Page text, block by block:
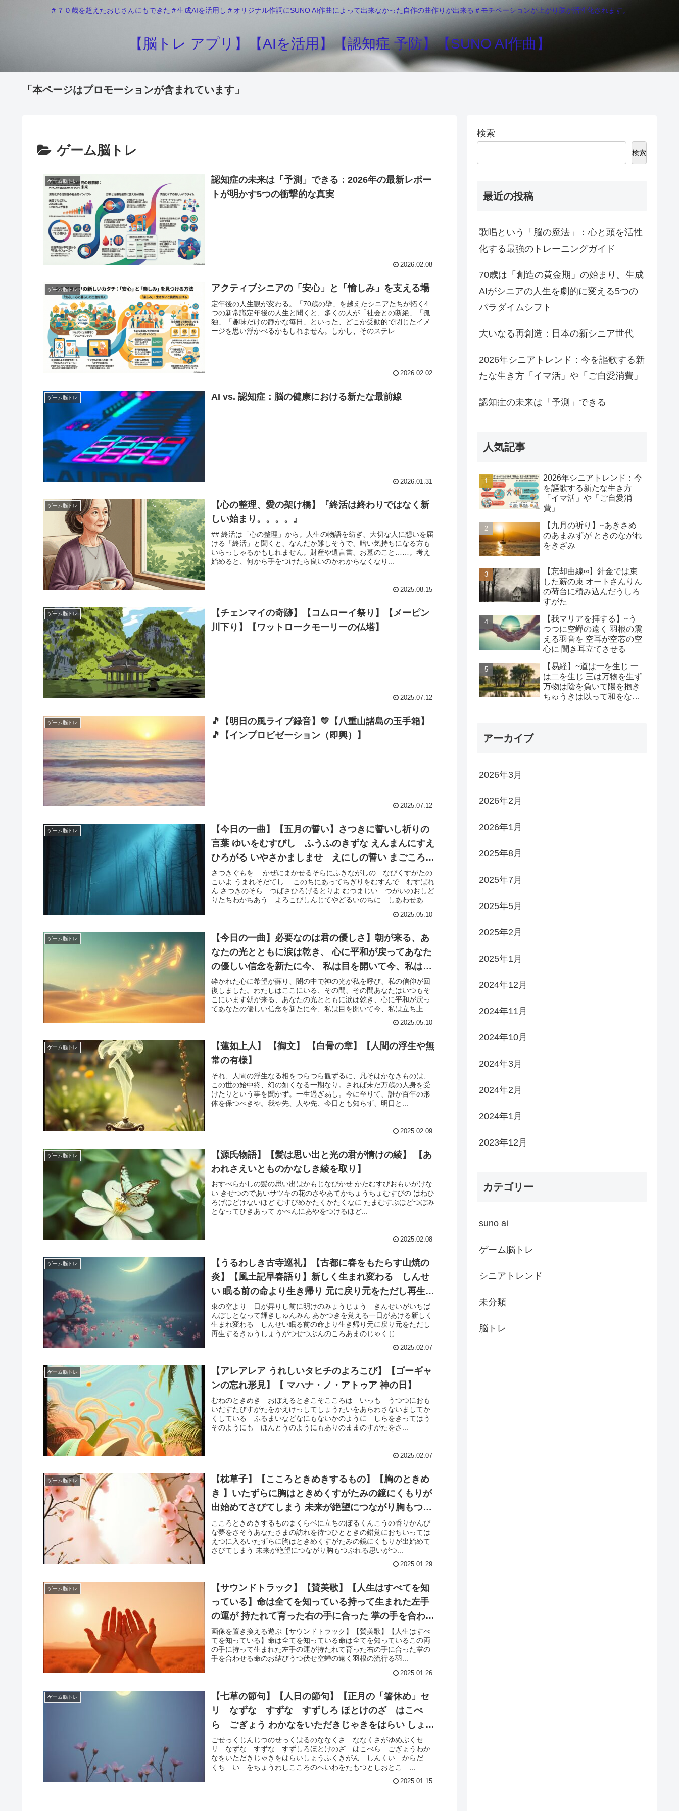
＃７０歳を超えたおじさんにもできた＃生成AIを活用し＃オリジナル作詞にSUNO AI作曲によって出来なかった自作の曲作りが出来る＃モチベーションが上がり脳が活性化されます。
【脳トレ アプリ】【AIを活用】【認知症 予防】【SUNO AI作曲】
「本ページはプロモーションが含まれています」
ゲーム脳トレ
ゲーム脳トレ
認知症の未来は「予測」できる：2026年の最新レポー
トが明かす5つの衝撃的な真実
2026.02.08
ゲーム脳トレ アクティブシニアの「安心」と「愉しみ」を支える場
定年後の人生観が変わる。「70歳の壁」を越えたシニアたちが拓く4
つの新常識定年後の人生と聞くと、多くの人が「社会との断絶」「孤
独」「趣味だけの静かな毎日」といった、どこか受動的で閉じたイメ
ージを思い浮かべるかもしれません。しかし、そのステレ...
2026.02.02
ゲーム脳トレ AI vs. 認知症：脳の健康における新たな最前線
2026.01.31
ゲーム脳トレ
【心の整理、愛の架け橋】『終活は終わりではなく新
しい始まり。。。。』
## 終活は「心の整理」から。人生の物語を紡ぎ、大切な人に想いを届
ける「終活」と聞くと、なんだか難しそうで、暗い気持ちになる方も
いらっしゃるかもしれません。財産や遺言書、お墓のこと……。考え
始めると、何から手をつけたら良いのかわからなくなり...
2025.08.15
ゲーム脳トレ
【チェンマイの奇跡】【コムローイ祭り】【メーピン
川下り】【ワットロークモーリーの仏塔】
2025.07.12
ゲーム脳トレ
🎵【明日の風ライブ録音】💛【八重山諸島の玉手箱】
🎵【インプロビゼーション（即興）】
2025.07.12
ゲーム脳トレ
【今日の一曲】【五月の誓い】さつきに誓いし祈りの
言葉 ゆいをむすびし ふうふのきずな えんまんにすえ
ひろがる いやさかましませ えにしの誓い まごころこ
めて 暖かいまなざしで 優しく見守り心に寄り添い 思
いやり なかむずましく したしみあう わごうのゆうわ
さつきぐもを かぜにまかせるそらにふきながしの なびくすがたの
こいよ うまれそだてし このちにあってちぎりをむすんで むすばれ
ん さつきのそら つばさひろげるとりよ むつまじい つがいのおしど
りたちわかちあう よろこびしんじてやどるいのちに しあわせあれ
ごがついきづくせかいの いぶきをかんじてともにいきるよろこびよ
にすえひろがるいやさかましませ えにしの誓いまごころこめて 暖か
いまなざしで優しく見守り心に寄り添い思いやり なかむずましく した
しみあう わごうのゆうわ
2025.05.10
ゲーム脳トレ
【今日の一曲】必要なのは君の優しさ】朝が来る、あ
なたの光とともに涙は乾き、 心に平和が戻ってあなた
の優しい信念を新たに今、 私は目を開いて今、私は立
ち上がる
砕かれた心に希望が蘇り、闇の中で神の光が私を呼び、私の信仰が回
復しました。わたしはここにいる、その間、その間あなたはいつもそ
こにいます朝が来る、あなたの光とともに涙は乾き、心に平和が戻っ
てあなたの優しい信念を新たに今、私は目を開いて今、私は立ち上が
せて 静寂に包まれたこの部屋で あなたの言葉は澄み渡り、真実を語る
2025.05.10
ゲーム脳トレ
【蓮如上人】 【御文】 【白骨の章】【人間の浮生や無
常の有様】
それ、人間の浮生なる相をつらつら観ずるに、凡そはかなきものは、
この世の始中終、幻の如くなる一期なり。されば未だ万歳の人身を受
けたりという事を聞かず。一生過ぎ易し。今に至りて、誰か百年の形
体を保つべきや。我や先、人や先、今日とも知らず、明日と...
2025.02.09
ゲーム脳トレ
【源氏物語】【髪は思い出と光の君が情けの綾】 【あ
われさえいとものかなしき綾を取り】
おすべらかしの髪の思い出はかもじなびかせ かたむすびおもいがけな
い きせつのであいサツキの花のさやあてかちょうちょむすびの はねひ
ろげほどけないほど むすびめかたくかたくなに たまむすぶほどつぼみ
となってひきあって かべんにあやをつけるほど...
2025.02.08
ゲーム脳トレ
【うるわしき古寺巡礼】【古都に春をもたらす山焼の
炎】【風土記早春語り】新しく生まれ変わる しんせ
い 眠る前の命より生き帰り 元に戻り元をただし再生す
る
東の空より 日が昇りし前に明けのみょうじょう きんせいがいちば
んぼしとなって輝きしゅんみん あかつきを覚える一日があける新しく
生まれ変わる しんせい眠る前の命より生き帰り元に戻り元をただし
再生するきゅうしょうがつせつぶんのころあまのじゃくじ...
2025.02.07
ゲーム脳トレ
【アレアレア うれしいタヒチのよろこび】【ゴーギャ
ンの忘れ形見】【 マハナ・ノ・アトゥア 神の日】
むねのときめき おぼえるときこそこころは いっも うつつにおも
いだすたびすがたをかえけっしてしょうたいをあらわさないましてか
くしている ふるまいなどなにもないかのように しらをきってはう
そのようにも ほんとうのようにもありのままのすがたをさ...
2025.02.07
ゲーム脳トレ
【枕草子】【こころときめきするもの】【胸のときめ
き 】いたずらに胸はときめくすがたみの鏡にくもりが
出始めてさびてしまう 未来が絶望につながり胸もつぶ
れる思いがつのる
こころときめきするものまくらベに立ちのぼるくんこうの香りかんび
な夢をさそうあなたさまの訪れを待つひとときの錯覚におちいっては
えつに入るいたずらに胸はときめくすがたみの鏡にくもりが出始めて
さびてしまう 未来が絶望につながり胸もつぶれる思いがつ...
2025.01.29
ゲーム脳トレ
【サウンドトラック】【賛美歌】【人生はすべてを知
っている】命は全てを知っている持って生まれた左手
の運が 持たれて育った右の手に合った 掌の手を合わせ
る命のお結び
画像を置き換える遊ぶ【サウンドトラック】【賛美歌】【人生はすべ
てを知っている】命は全てを知っている命は全てを知っているこの両
の手に持って生まれた左手の運が持たれて育った右の手に合った掌の
手を合わせる命のお結びうつ伏せ空蝉の遠く羽根の流行る羽...
2025.01.26
ゲーム脳トレ
【七草の節句】【人日の節句】【正月の「箸休め」セ
リ なずな すずな すずしろ ほとけのざ はこべ
ら ごぎょう わかなをいただきじゃきをはらい しょう
ふくきがん 】
ごせっくじんじつのせっくはるのななくさ ななくさがゆめぶくセ
リ なずな すずな すずしろほとけのざ はこべら ごぎょうわか
なをいただきじゃきをはらいしょうふくきがん しんくい からだ
くち い をちょうわしこころのへいわをたもつとしおとこ ...
2025.01.15
検索
検索
最近の投稿
歌唱という「脳の魔法」：心と頭を活性
化する最強のトレーニングガイド
70歳は「創造の黄金期」の始まり。生成
AIがシニアの人生を劇的に変える5つの
パラダイムシフト
大いなる再創造：日本の新シニア世代
2026年シニアトレンド：今を謳歌する新
たな生き方「イマ活」や「ご自愛消費」
認知症の未来は「予測」できる
人気記事
2026年シニアトレンド：今
を謳歌する新たな生き方
「イマ活」や「ご自愛消
費」
【九月の祈り】~あきさめ
のあまみずが ときのながれ
をきざみ
【忘却曲線∞】針金では束
した薪の束 オートさんりん
の荷台に積み込んだうしろ
すがた
【我マリアを拝する】~う
つつに空蟬の遠く 羽根の震
える羽音を 空耳が空芯の空
心に 聞き耳立てさせる
【易経】~道は一を生じ 一
は二を生じ 三は万物を生ず
万物は陰を負いて陽を抱き
ちゅうきは以って和をなす
アーカイブ
2026年3月
2026年2月
2026年1月
2025年8月
2025年7月
2025年5月
2025年2月
2025年1月
2024年12月
2024年11月
2024年10月
2024年3月
2024年2月
2024年1月
2023年12月
カテゴリー
suno ai
ゲーム脳トレ
シニアトレンド
未分類
脳トレ